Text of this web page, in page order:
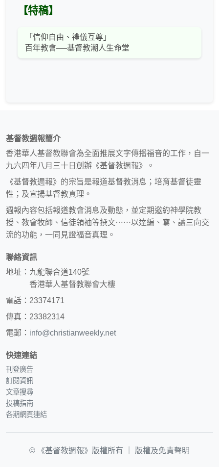
【特稿】
「信仰自由、禮儀互尊」
百年教會──基督教潮人生命堂
基督教週報簡介
香港華人基督教聯會為全面推展文字傳播福音的工作，自一
九六四年八月三十日創辦《基督教週報》。
《基督教週報》的宗旨是報道基督教消息；培育基督徒靈
性；及宣揚基督教真理。
週報內容包括報道教會消息及動態，並定期邀約神學院教
授、教會牧師、信徒領袖等撰文⋯⋯以達編、寫、讀三向交
流的功能，一同見證福音真理。
聯絡資訊
地址：九龍聯合道140號
香港華人基督教聯會大樓
電話：23374171
傳真：23382314
電郵： info@christianweekly.net
快速連結
刊登廣告
訂閱資訊
文章搜尋
投稿指南
各期網頁連結
© 《基督教週報》版權所有 ｜ 版權及免責聲明